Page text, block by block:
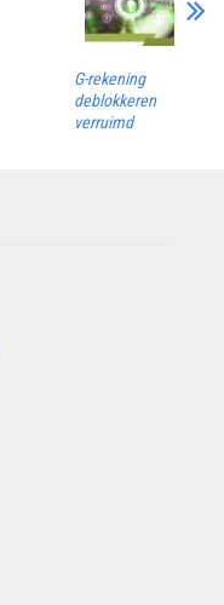
G-rekening
deblokkeren
verruimd